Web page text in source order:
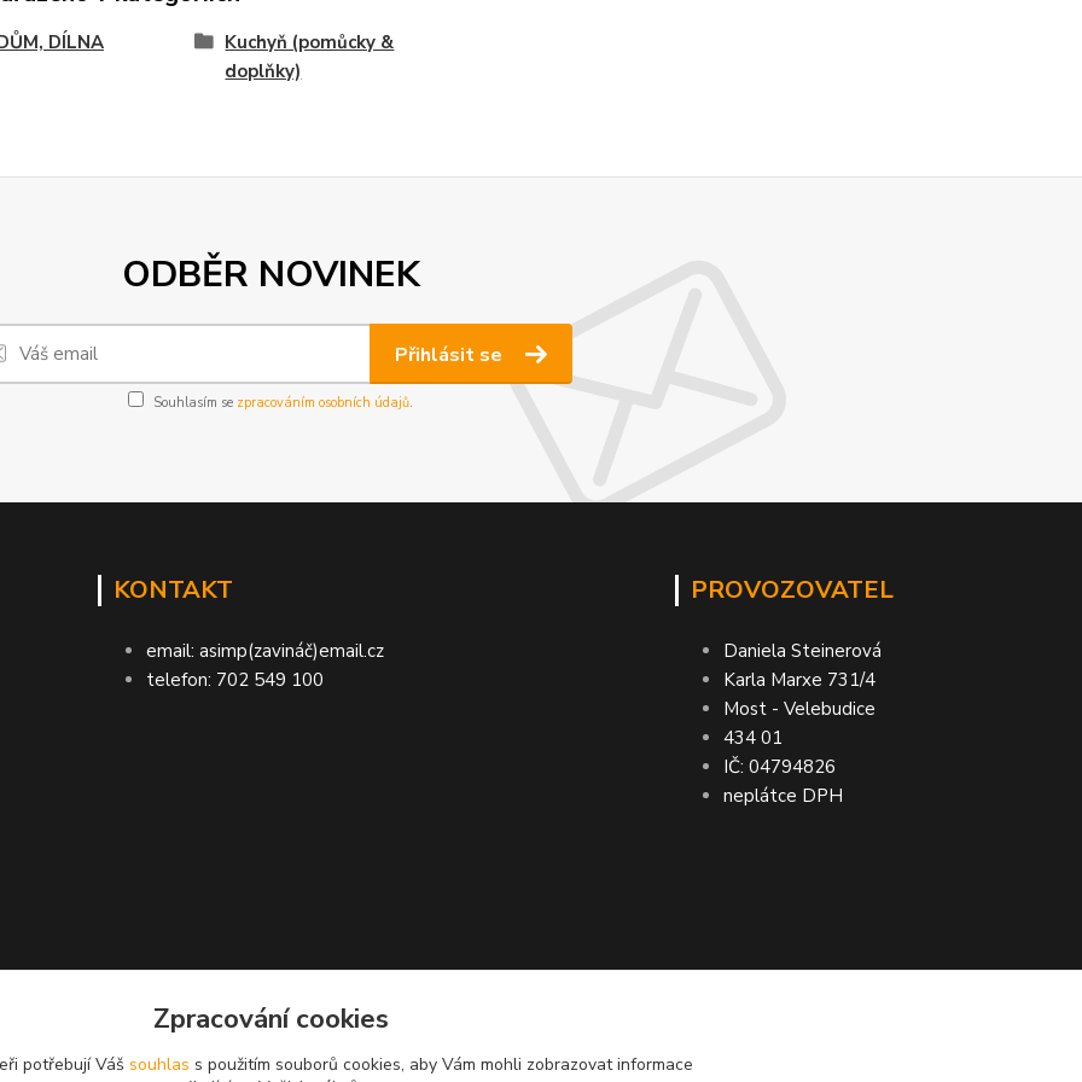
DÍLNA
Kuchyň (pomůcky &
doplňky)
ODBĚR NOVINEK
Přihlásit se
Souhlasím se zpracováním osobních údajů.
KONTAKT
email: asimp(zavináč)email.cz
telefon: 702 549 100
PROVOZOVATEL
Daniela Steinerová
Karla Marxe 731/4
Most - Velebudice
434 01
IČ: 04794826
neplátce DPH
ASIMP.cz
doručení zboží ● GARANCE DORUČENÍ nebo vrácení peněz ● VRÁCENÍ ZBOŽÍ do 30
Zpracování cookies
potřebují Váš souhlas s použitím souborů cookies, aby Vám mohli zobrazovat informace